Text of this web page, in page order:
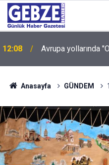
12:08 Avrupa yollarında
Anasayfa GÜNDEM